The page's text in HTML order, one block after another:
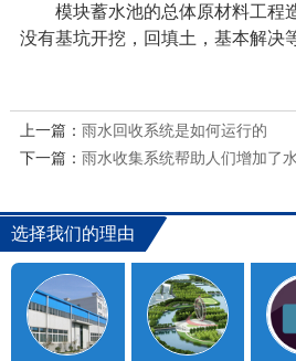
模块蓄水池的总体原材料工程造
没有基坑开挖，回填土，基本解决
上一篇： 雨水回收系统是如何运行的
下一篇： 雨水收集系统帮助人们增加了
选择我们的理由